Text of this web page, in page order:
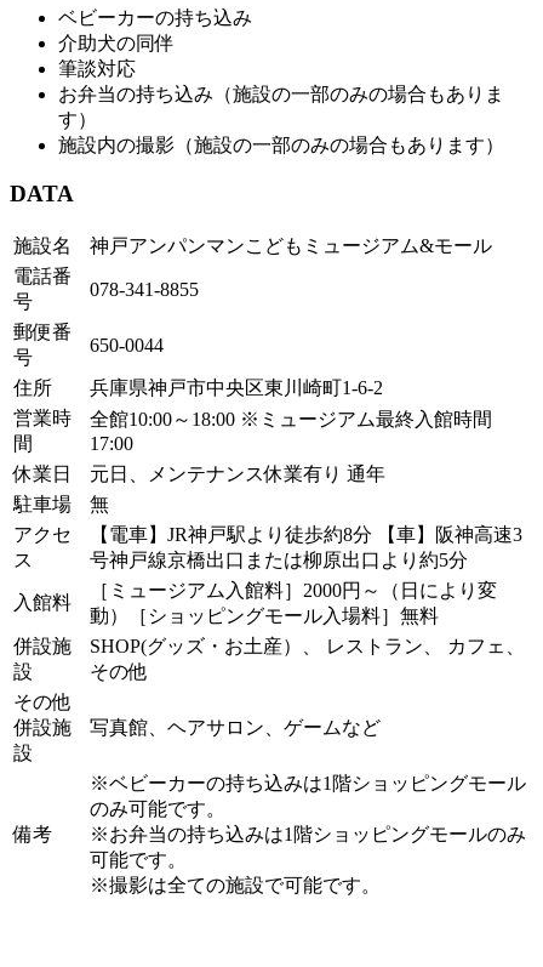
ベビーカーの持ち込み
介助犬の同伴
筆談対応
お弁当の持ち込み（施設の一部のみの場合もありま
す）
施設内の撮影（施設の一部のみの場合もあります）
DATA
施設名
神戸アンパンマンこどもミュージアム&モール
電話番
号
078-341-8855
郵便番
号
650-0044
住所
兵庫県神戸市中央区東川崎町1-6-2
営業時
間
全館10:00～18:00 ※ミュージアム最終入館時間
17:00
休業日
元日、メンテナンス休業有り 通年
駐車場
無
アクセ
ス
【電車】JR神戸駅より徒歩約8分 【車】阪神高速3
号神戸線京橋出口または柳原出口より約5分
入館料
［ミュージアム入館料］2000円～（日により変
動）［ショッピングモール入場料］無料
併設施
設
SHOP(グッズ・お土産）、 レストラン、 カフェ、
その他
その他
併設施
設
写真館、ヘアサロン、ゲームなど
備考
※ベビーカーの持ち込みは1階ショッピングモール
のみ可能です。
※お弁当の持ち込みは1階ショッピングモールのみ
可能です。
※撮影は全ての施設で可能です。